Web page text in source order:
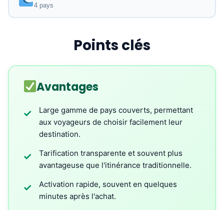
4 pays
Points clés
Avantages
✓
Large gamme de pays couverts, permettant
aux voyageurs de choisir facilement leur
destination.
✓
Tarification transparente et souvent plus
avantageuse que l'itinérance traditionnelle.
✓
Activation rapide, souvent en quelques
minutes après l'achat.